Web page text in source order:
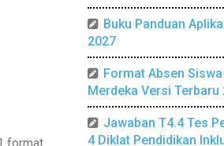
Buku Panduan
2027
Format Absen
Merdeka Versi Terbaru
Jawaban T4.4 Tes
4 Diklat Pendidikan